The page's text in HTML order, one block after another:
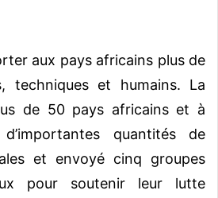
aux pays africains plus de
techniques et humains. La
de 50 pays africains et à
d’importantes quantités de
et envoyé cinq groupes
pour soutenir leur lutte